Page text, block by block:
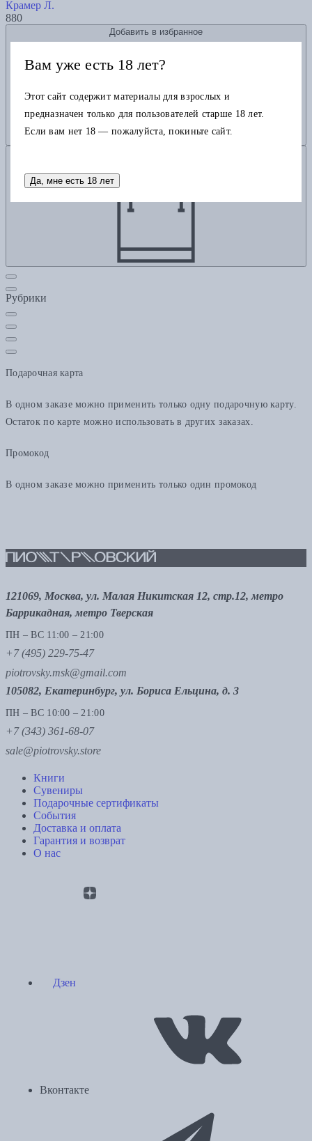
Крамер Л.
880
Добавить в избранное
Рубрики
Подарочная карта
В одном заказе можно применить только одну подарочную карту.
Остаток по карте можно использовать в других заказах.
Промокод
В одном заказе можно применить только один промокод
121069, Москва, ул. Малая Никитская 12, стр.12, метро
Баррикадная, метро Тверская
ПН – ВС 11:00 – 21:00
+7 (495) 229-75-47
piotrovsky.msk@gmail.com
105082, Екатеринбург, ул. Бориса Ельцина, д. 3
ПН – ВС 10:00 – 21:00
+7 (343) 361-68-07
sale@piotrovsky.store
Книги
Сувениры
Подарочные сертификаты
События
Доставка и оплата
Гарантия и возврат
О нас
Дзен
Вконтакте
Вам уже есть 18 лет?
Этот сайт содержит материалы для взрослых и
предназначен только для пользователей старше 18 лет.
Если вам нет 18 — пожалуйста, покиньте сайт.
Да, мне есть 18 лет